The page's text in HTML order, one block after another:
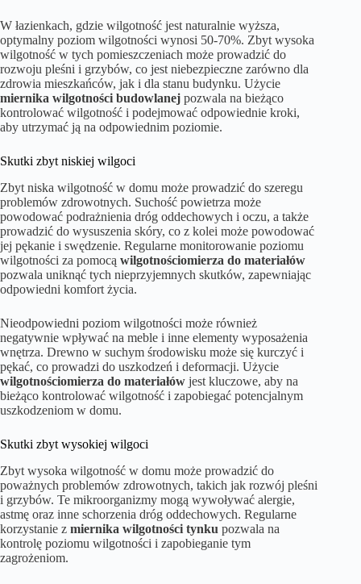
W łazienkach, gdzie wilgotność jest naturalnie wyższa,
optymalny poziom wilgotności wynosi 50-70%. Zbyt wysoka
wilgotność w tych pomieszczeniach może prowadzić do
rozwoju pleśni i grzybów, co jest niebezpieczne zarówno dla
zdrowia mieszkańców, jak i dla stanu budynku. Użycie
miernika wilgotności budowlanej pozwala na bieżąco
kontrolować wilgotność i podejmować odpowiednie kroki,
aby utrzymać ją na odpowiednim poziomie.
Skutki zbyt niskiej wilgoci
Zbyt niska wilgotność w domu może prowadzić do szeregu
problemów zdrowotnych. Suchość powietrza może
powodować podrażnienia dróg oddechowych i oczu, a także
prowadzić do wysuszenia skóry, co z kolei może powodować
jej pękanie i swędzenie. Regularne monitorowanie poziomu
wilgotności za pomocą wilgotnościomierza do materiałów
pozwala uniknąć tych nieprzyjemnych skutków, zapewniając
odpowiedni komfort życia.
Nieodpowiedni poziom wilgotności może również
negatywnie wpływać na meble i inne elementy wyposażenia
wnętrza. Drewno w suchym środowisku może się kurczyć i
pękać, co prowadzi do uszkodzeń i deformacji. Użycie
wilgotnościomierza do materiałów jest kluczowe, aby na
bieżąco kontrolować wilgotność i zapobiegać potencjalnym
uszkodzeniom w domu.
Skutki zbyt wysokiej wilgoci
Zbyt wysoka wilgotność w domu może prowadzić do
poważnych problemów zdrowotnych, takich jak rozwój pleśni
i grzybów. Te mikroorganizmy mogą wywoływać alergie,
astmę oraz inne schorzenia dróg oddechowych. Regularne
korzystanie z miernika wilgotności tynku pozwala na
kontrolę poziomu wilgotności i zapobieganie tym
zagrożeniom.